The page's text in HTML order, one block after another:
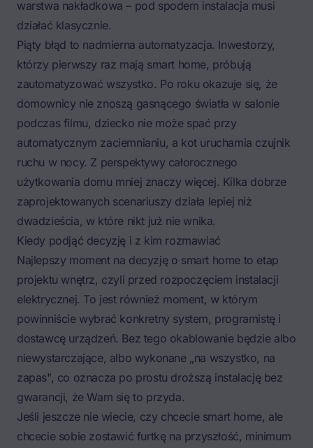
warstwa nakładkowa – pod spodem instalacja musi
działać klasycznie.
Piąty błąd to nadmierna automatyzacja. Inwestorzy,
którzy pierwszy raz mają smart home, próbują
zautomatyzować wszystko. Po roku okazuje się, że
domownicy nie znoszą gasnącego światła w salonie
podczas filmu, dziecko nie może spać przy
automatycznym zaciemnianiu, a kot uruchamia czujnik
ruchu w nocy. Z perspektywy całorocznego
użytkowania domu mniej znaczy więcej. Kilka dobrze
zaprojektowanych scenariuszy działa lepiej niż
dwadzieścia, w które nikt już nie wnika.
Kiedy podjąć decyzję i z kim rozmawiać
Najlepszy moment na decyzję o smart home to etap
projektu wnętrz, czyli przed rozpoczęciem instalacji
elektrycznej. To jest również moment, w którym
powinniście wybrać konkretny system, programistę i
dostawcę urządzeń. Bez tego okablowanie będzie albo
niewystarczające, albo wykonane „na wszystko, na
zapas", co oznacza po prostu droższą instalację bez
gwarancji, że Wam się to przyda.
Jeśli jeszcze nie wiecie, czy chcecie smart home, ale
chcecie sobie zostawić furtkę na przyszłość, minimum